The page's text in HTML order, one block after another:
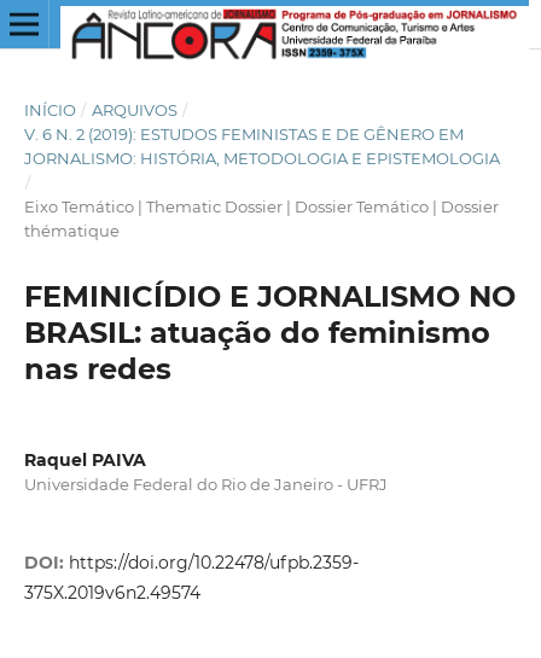
INÍCIO / ARQUIVOS /
V. 6 N. 2 (2019): ESTUDOS FEMINISTAS E DE GÊNERO EM
JORNALISMO: HISTÓRIA, METODOLOGIA E EPISTEMOLOGIA
/
Eixo Temático | Thematic Dossier | Dossier Temático | Dossier
thématique
FEMINICÍDIO E JORNALISMO NO
BRASIL: atuação do feminismo
nas redes
Raquel PAIVA
Universidade Federal do Rio de Janeiro - UFRJ
DOI: https://doi.org/10.22478/ufpb.2359-
375X.2019v6n2.49574